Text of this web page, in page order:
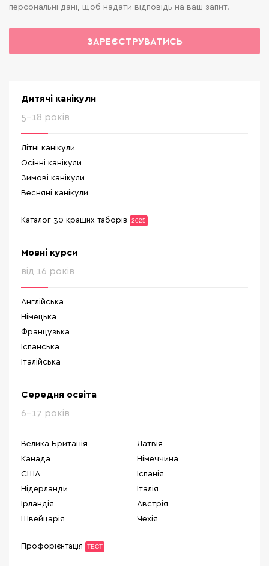
персональні дані, щоб надати відповідь на ваш запит.
ЗАРЕЄСТРУВАТИСЬ
Дитячі канікули
5-18 років
Літні канікули
Осінні канікули
Зимові канікули
Весняні канікули
Каталог 30 кращих таборів 2025
Мовні курси
від 16 років
Англійська
Німецька
Французька
Іспанська
Італійська
Середня освіта
6-17 років
Велика Британія
Канада
США
Нідерланди
Ірландія
Швейцарія
Латвія
Німеччина
Іспанія
Італія
Австрія
Чехія
Профорієнтація ТЕСТ